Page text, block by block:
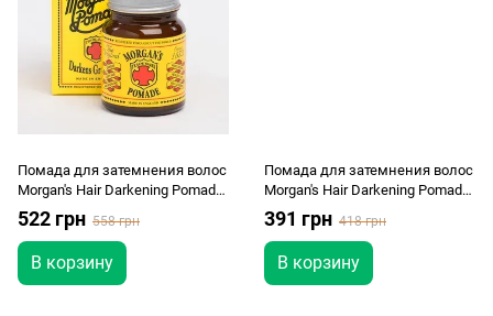
Помада для затемнения волос
Morgan's Hair Darkening Pomade
100 г
522 грн 558 грн
В корзину
Помада для затемнения волос
Morgan's Hair Darkening Pomade
50г
391 грн 418 грн
В корзину